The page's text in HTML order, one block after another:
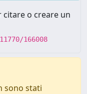
o creare un
166008
sono stati